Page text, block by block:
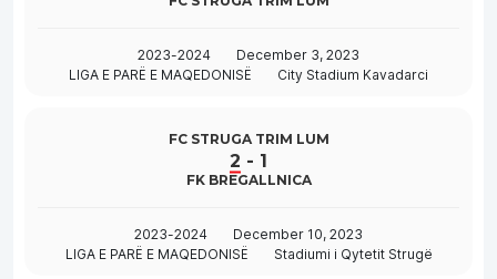
2023-2024
December 3, 2023
LIGA E PARË E MAQEDONISË
City Stadium Kavadarci
FC STRUGA TRIM LUM
2 - 1
FK BREGALLNICA
2023-2024
December 10, 2023
LIGA E PARË E MAQEDONISË
Stadiumi i Qytetit Strugë